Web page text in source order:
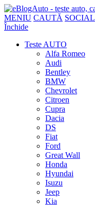
MENIU CAUTĂ SOCIAL
Închide
Teste AUTO
Alfa Romeo
Audi
Bentley
BMW
Chevrolet
Citroen
Cupra
Dacia
DS
Fiat
Ford
Great Wall
Honda
Hyundai
Isuzu
Jeep
Kia